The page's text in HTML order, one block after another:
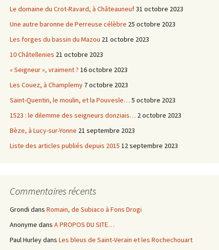
Le domaine du Crot-Ravard, à Châteauneuf31 octobre 2023
Une autre baronne de Perreuse célèbre 25 octobre 2023
Les forges du bassin du Mazou 21 octobre 2023
10 Châtellenies 21 octobre 2023
« Seigneur », vraiment ? 16 octobre 2023
Les Couez, à Champlemy 7 octobre 2023
Saint-Quentin, le moulin, et la Pouvesle… 5 octobre 2023
1523 : le dilemme des seigneurs donziais… 2 octobre 2023
Bèze, à Lucy-sur-Yonne 21 septembre 2023
Liste des articles publiés depuis 2015 12 septembre 2023
Commentaires récents
Grondi dans Romain, de Subiaco à Fons Drogi
Anonyme dans A PROPOS DU SITE…
Paul Hurleydans Les bleus de Saint-Verain et les Rochechouart